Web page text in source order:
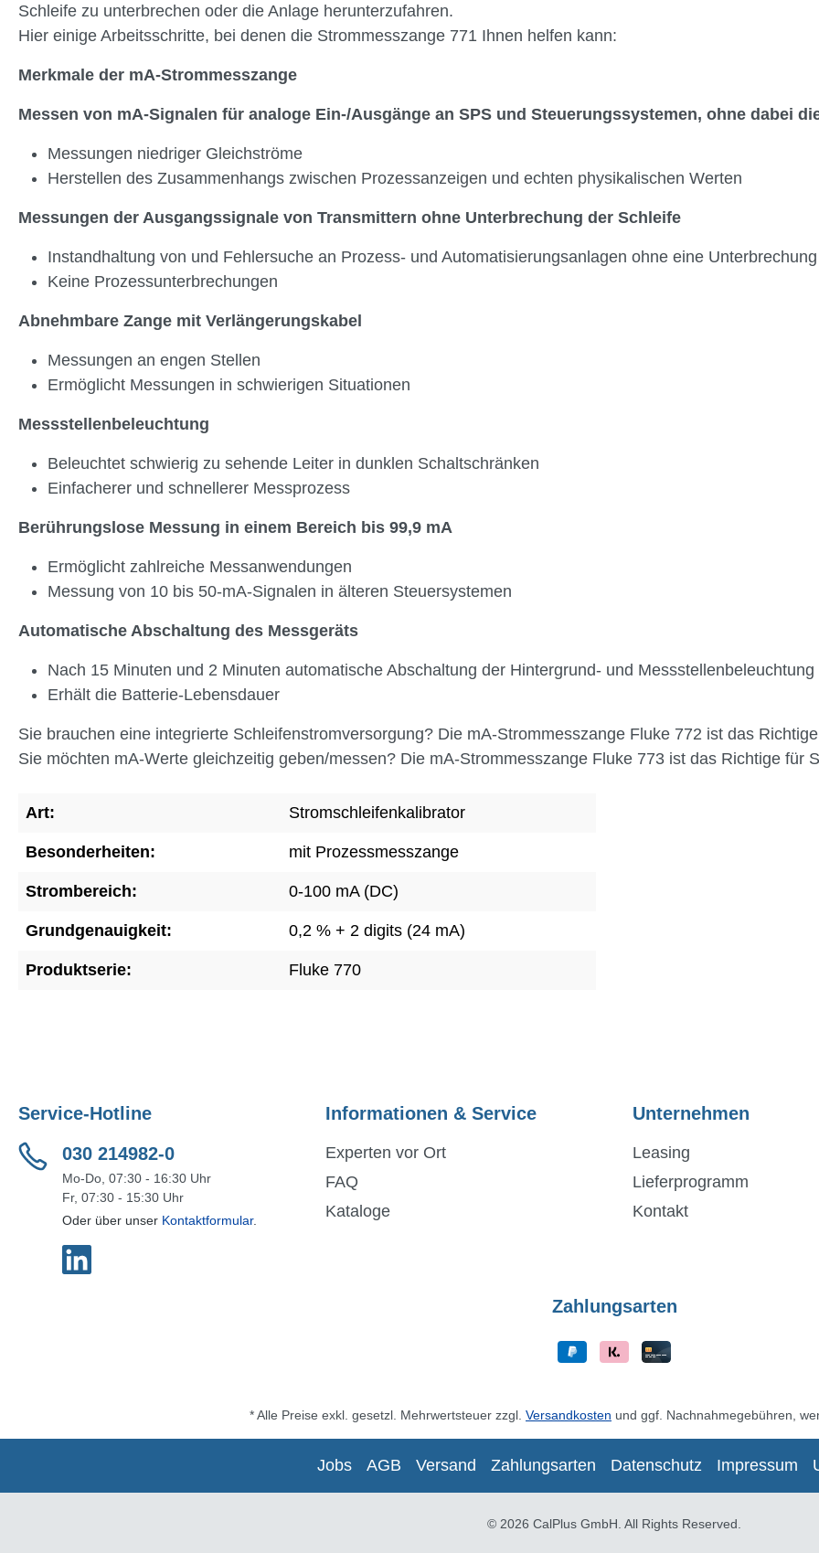
Schleife zu unterbrechen oder die Anlage herunterzufahren.
Hier einige Arbeitsschritte, bei denen die Strommesszange 771 Ihnen helfen kann:
Merkmale der mA-Strommesszange
Messen von mA-Signalen für analoge Ein-/Ausgänge an SPS und Steuerungssystemen, ohne dabei
Messungen niedriger Gleichströme
Herstellen des Zusammenhangs zwischen Prozessanzeigen und echten physikalischen Werten
Messungen der Ausgangssignale von Transmittern ohne Unterbrechung der Schleife
Instandhaltung von und Fehlersuche an Prozess- und Automatisierungsanlagen ohne eine
Keine Prozessunterbrechungen
Abnehmbare Zange mit Verlängerungskabel
Messungen an engen Stellen
Ermöglicht Messungen in schwierigen Situationen
Messstellenbeleuchtung
Beleuchtet schwierig zu sehende Leiter in dunklen Schaltschränken
Einfacherer und schnellerer Messprozess
Berührungslose Messung in einem Bereich bis 99,9 mA
Ermöglicht zahlreiche Messanwendungen
Messung von 10 bis 50-mA-Signalen in älteren Steuersystemen
Automatische Abschaltung des Messgeräts
Nach 15 Minuten und 2 Minuten automatische Abschaltung der Hintergrund- und Messstellenbeleuchtung
Erhält die Batterie-Lebensdauer
Sie brauchen eine integrierte Schleifenstromversorgung? Die mA-Strommesszange Fluke 772 ist das
Sie möchten mA-Werte gleichzeitig geben/messen? Die mA-Strommesszange Fluke 773 ist das Richtige für
Art: Stromschleifenkalibrator
Besonderheiten: mit Prozessmesszange
Strombereich: 0-100 mA (DC)
Grundgenauigkeit: 0,2 % + 2 digits (24 mA)
Produktserie: Fluke 770
Service-Hotline
030 214982-0
Mo-Do, 07:30 - 16:30 Uhr
Fr, 07:30 - 15:30 Uhr
Oder über unser Kontaktformular.
Informationen & Service
Experten vor Ort
FAQ
Kataloge
Unternehmen
Leasing
Lieferprogramm
Kontakt
Zahlungsarten
* Alle Preise exkl. gesetzl. Mehrwertsteuer zzgl. Versandkosten und ggf. Nachnahmegebühren,
Jobs AGB Versand Zahlungsarten Datenschutz Impressum
© 2026 CalPlus GmbH. All Rights Reserved.